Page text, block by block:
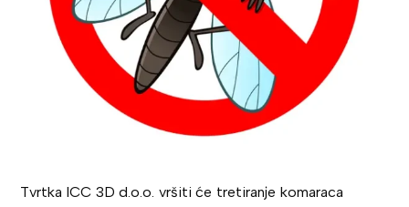
Tvrtka ICC 3D d.o.o. vršiti će tretiranje komaraca